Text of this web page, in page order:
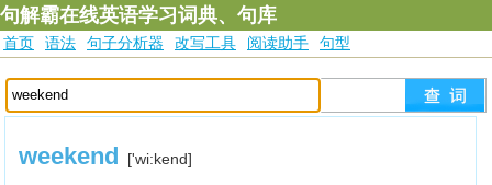
句解霸在线英语学习词典、句库
首页 语法 句子分析器 改写工具 阅读助手 句型
weekend ['wi:kend]